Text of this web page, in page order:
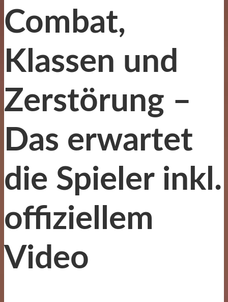
Combat,
Klassen und
Zerstörung –
Das erwartet
die Spieler inkl.
offiziellem
Video